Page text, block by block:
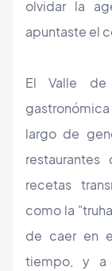
olvidar la
apuntaste el
El Valle de
largo de
recetas
como la
de caer en
tiempo, y a